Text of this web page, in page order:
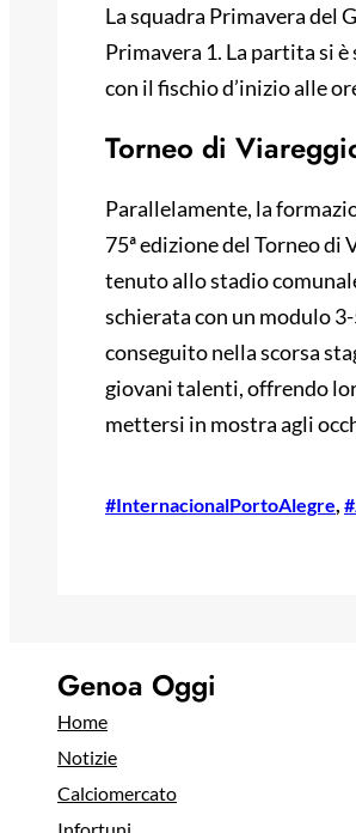
La squadra Primavera del
Primavera 1. La partita si
con il fischio d’inizio alle
Torneo di
Parallelamente, la
75ª edizione del Torneo
tenuto allo stadio
schierata con un modulo
conseguito nella scorsa
giovani talenti, offrendo
mettersi in mostra agli
#InternacionalPortoAlegre,
Genoa Oggi
Home
Notizie
Calciomercato